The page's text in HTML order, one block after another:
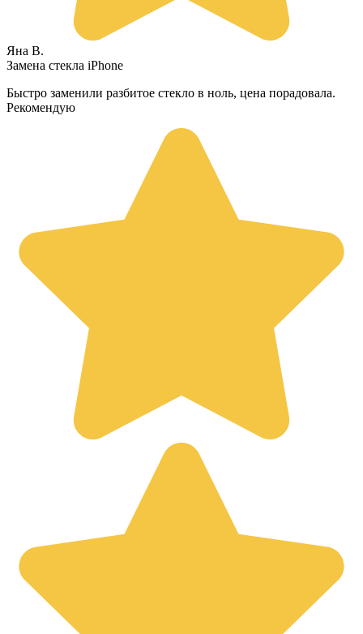
Яна В.
Замена стекла iPhone
Быстро заменили разбитое стекло в ноль, цена порадовала.
Рекомендую